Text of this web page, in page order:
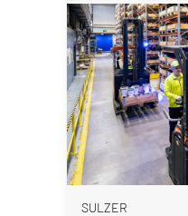
SULZER